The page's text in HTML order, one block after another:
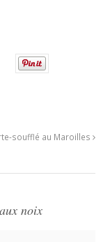
soufflé au Maroilles
noix